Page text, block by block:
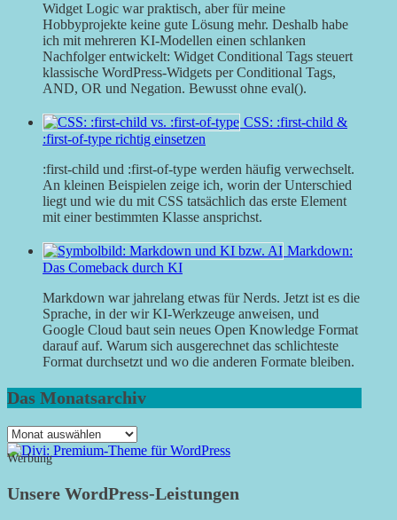
Widget Logic war praktisch, aber für meine
Hobbyprojekte keine gute Lösung mehr. Deshalb habe
ich mit mehreren KI-Modellen einen schlanken
Nachfolger entwickelt: Widget Conditional Tags steuert
klassische WordPress-Widgets per Conditional Tags,
AND, OR und Negation. Bewusst ohne eval().
CSS: :first-child &
:first-of-type richtig einsetzen
:first-child und :first-of-type werden häufig verwechselt.
An kleinen Beispielen zeige ich, worin der Unterschied
liegt und wie du mit CSS tatsächlich das erste Element
mit einer bestimmten Klasse ansprichst.
Markdown:
Das Comeback durch KI
Markdown war jahrelang etwas für Nerds. Jetzt ist es die
Sprache, in der wir KI-Werkzeuge anweisen, und
Google Cloud baut sein neues Open Knowledge Format
darauf auf. Warum sich ausgerechnet das schlichteste
Format durchsetzt und wo die anderen Formate bleiben.
Das Monatsarchiv
Das
Monatsarchiv
Werbung
Unsere WordPress-Leistungen